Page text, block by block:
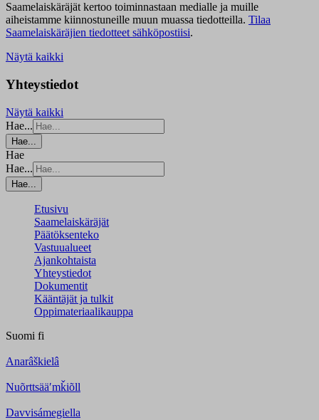
Saamelaiskäräjät kertoo toiminnastaan medialle ja muille
aiheistamme kiinnostuneille muun muassa tiedotteilla. Tilaa
Saamelaiskäräjien tiedotteet sähköpostiisi.
Näytä kaikki
Yhteystiedot
Näytä kaikki
Hae...
Hae...
Hae
Hae...
Hae...
Etusivu
Saamelaiskäräjät
Päätöksenteko
Vastuualueet
Ajankohtaista
Yhteystiedot
Dokumentit
Kääntäjät ja tulkit
Oppimateriaalikauppa
Suomi fi
Anarâškielâ
Nuõrttsääʹmǩiõll
Davvisámegiella